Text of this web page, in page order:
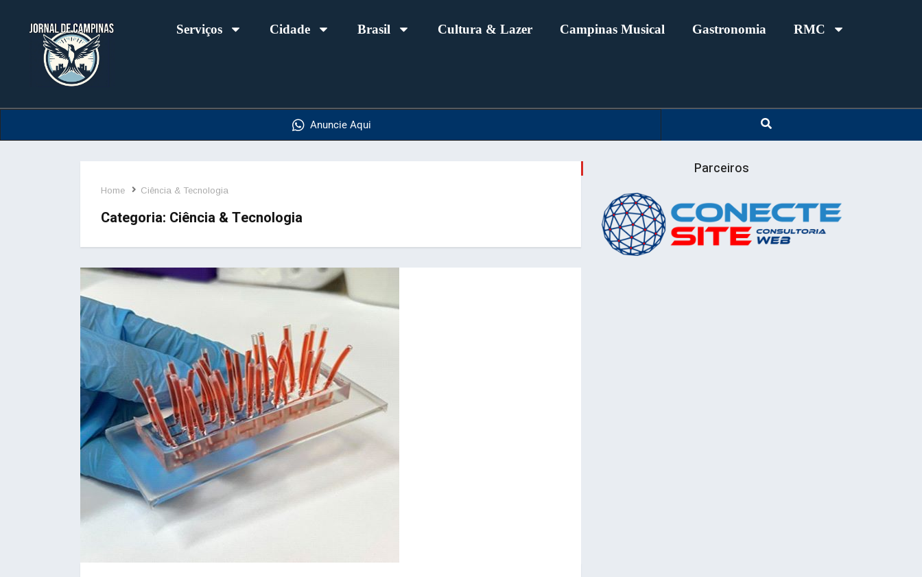
Serviços Cidade Brasil Cultura & Lazer Campinas Musical Gastronomia RMC
Anuncie Aqui
Home Ciência & Tecnologia
Categoria: Ciência & Tecnologia
Parceiros